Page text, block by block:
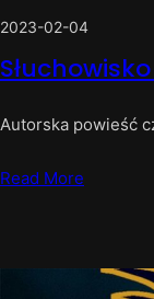
2023-02-04
Autorska powieść
Read More